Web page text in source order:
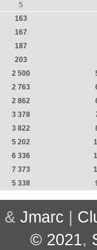
5
163
167
187
203
2 500
2 763
2 862
3 378
3 822
5 202
6 336
7 373
5 338
& Jmarc
© 2021,